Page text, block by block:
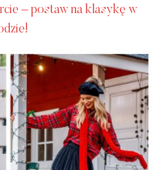
– postaw na klasykę w